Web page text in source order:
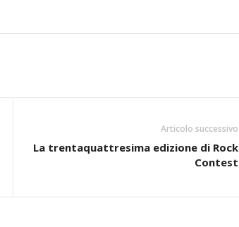
Articolo successivo
La trentaquattresima edizione di Rock
Contest